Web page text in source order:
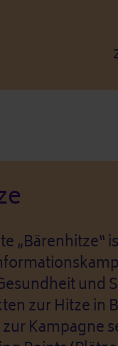
„Bärenhitze“
und
zur Hitze in
Kampagne